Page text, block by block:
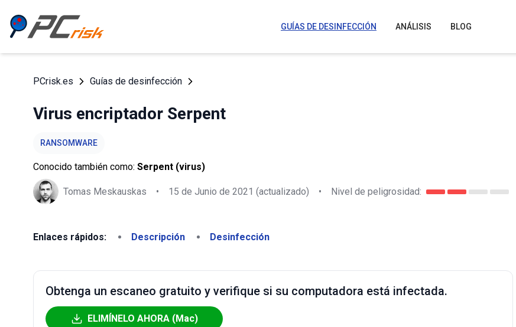
GUÍAS DE DESINFECCIÓN ANÁLISIS BLOG
PCrisk.es Guías de desinfección
Virus encriptador Serpent
RANSOMWARE
Conocido también como: Serpent (virus)
Tomas Meskauskas • 15 de Junio de 2021 (actualizado) • Nivel de peligrosidad:
Enlaces rápidos: Descripción Desinfección
Obtenga un escaneo gratuito y verifique si su computadora está infectada.
ELIMÍNELO AHORA (Mac)